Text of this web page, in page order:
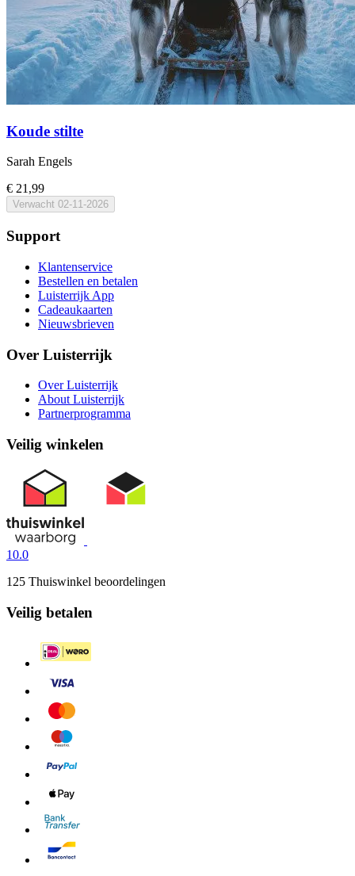
Koude stilte
Sarah Engels
€ 21,99
Verwacht 02-11-2026
Support
Klantenservice
Bestellen en betalen
Luisterrijk App
Cadeaukaarten
Nieuwsbrieven
Over Luisterrijk
Over Luisterrijk
About Luisterrijk
Partnerprogramma
Veilig winkelen
10.0
125 Thuiswinkel beoordelingen
Veilig betalen